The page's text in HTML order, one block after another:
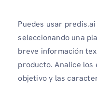
Puedes usar predis.ai
seleccionando una
breve información
producto. Analice los
objetivo y las